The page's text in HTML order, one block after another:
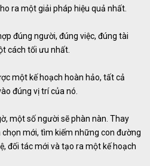
ra một giải pháp hiệu quả nhất.
đúng người, đúng việc, đúng tài
cách tối ưu nhất.
một kế hoạch hoàn hảo, tất cả
đúng vị trí của nó.
một số người sẽ phàn nàn. Thay
mới, tìm kiếm những con đường
đối tác mới và tạo ra một kế hoạch